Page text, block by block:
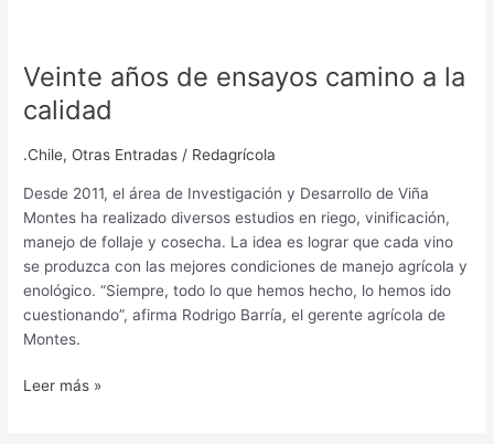
Veinte años de ensayos camino a la
calidad
.Chile, Otras Entradas / Redagrícola
Desde 2011, el área de Investigación y Desarrollo de Viña
Montes ha realizado diversos estudios en riego, vinificación,
manejo de follaje y cosecha. La idea es lograr que cada vino
se produzca con las mejores condiciones de manejo agrícola y
enológico. “Siempre, todo lo que hemos hecho, lo hemos ido
cuestionando”, afirma Rodrigo Barría, el gerente agrícola de
Montes.
Leer más »